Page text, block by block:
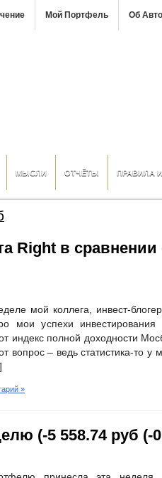
Мой Портфель Об
МЫСЛИ ОТЧЁТЫ ПРАВИЛА
Right в
мой коллега, инвест-
мои успехи
индекс полной доходности
вопрос – ведь статистика-то
»
(-5 558.74 руб (-